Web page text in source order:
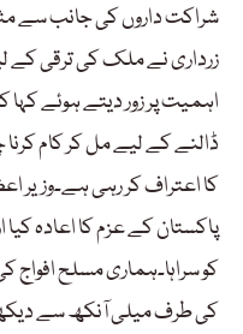
شراکت داروں کی جانب سے
زرداری نے ملک کی ترقی کے
اہمیت پر زور دیتے ہوئے کہا
ڈالنے کے لیے مل کر کام کرنا
کا اعتراف کر رہی ہے۔وزیر
پاکستان کے عزم کا اعادہ
کو سراہا۔ہماری مسلح
کی طرف میلی آنکھ سے